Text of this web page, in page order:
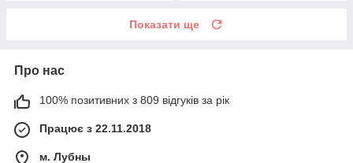
Показати ще
Про нас
100% позитивних з 809 відгуків за рік
Працює з 22.11.2018
м. Лубны